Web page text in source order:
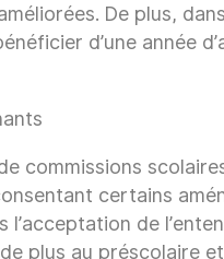
De plus,
d’une année
commissions
certains
de
plus au